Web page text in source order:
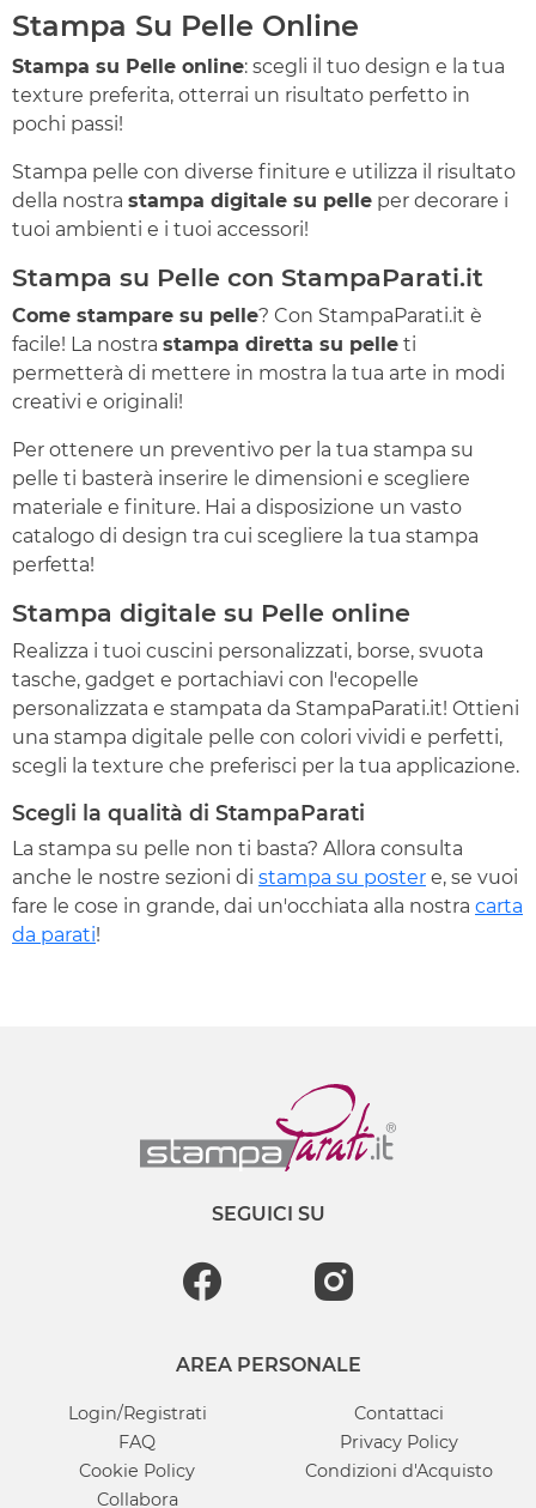
Stampa Su Pelle Online
Stampa su Pelle online: scegli il tuo design e la tua
texture preferita, otterrai un risultato perfetto in
pochi passi!
Stampa pelle con diverse finiture e utilizza il risultato
della nostra stampa digitale su pelle per decorare i
tuoi ambienti e i tuoi accessori!
Stampa su Pelle con StampaParati.it
Come stampare su pelle? Con StampaParati.it è
facile! La nostra stampa diretta su pelle ti
permetterà di mettere in mostra la tua arte in modi
creativi e originali!
Per ottenere un preventivo per la tua stampa su
pelle ti basterà inserire le dimensioni e scegliere
materiale e finiture. Hai a disposizione un vasto
catalogo di design tra cui scegliere la tua stampa
perfetta!
Stampa digitale su Pelle online
Realizza i tuoi cuscini personalizzati, borse, svuota
tasche, gadget e portachiavi con l'ecopelle
personalizzata e stampata da StampaParati.it! Ottieni
una stampa digitale pelle con colori vividi e perfetti,
scegli la texture che preferisci per la tua applicazione.
Scegli la qualità di StampaParati
La stampa su pelle non ti basta? Allora consulta
anche le nostre sezioni di stampa su poster e, se vuoi
fare le cose in grande, dai un'occhiata alla nostra carta
da parati!
SEGUICI SU
AREA PERSONALE
Login/Registrati
Contattaci
FAQ
Privacy Policy
Cookie Policy
Condizioni d'Acquisto
Collabora